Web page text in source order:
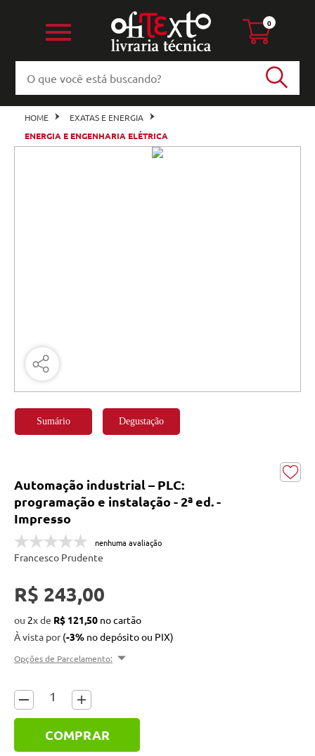
0
HOME
EXATAS E ENERGIA
ENERGIA E ENGENHARIA ELÉTRICA
Sumário Degustação
Automação industrial – PLC:
programação e instalação - 2ª ed. -
Impresso
nenhuma avaliação
Francesco Prudente
R$ 243,00
ou 2xde R$ 121,50
À vista por(-3% no depósito ou PIX)
Opções de Parcelamento:
COMPRAR